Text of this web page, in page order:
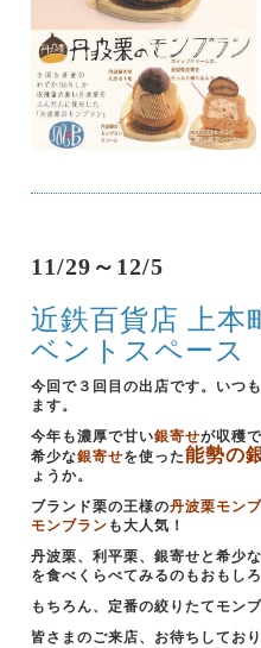
11/29～12/5
近鉄百貨店 上本
ベントスペース
今回で３回目の出店です。いつ
ます。
今年も濃厚で甘い銀寄せが収穫
希少な銀寄せを使った能勢の
ょうか。
ブランド栗の王様の丹波栗モン
モンブラン も大人気！
丹波栗、利平栗、銀寄せと希少
を食べくらべてみるのもおもしろ
もちろん、定番の絞りたてモン
皆さまのご来店、お待ちしており